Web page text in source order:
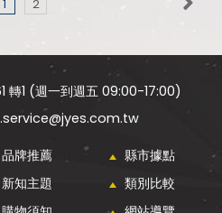
1 2
1 (週一到週五 09:00-17:00)
品牌推薦
縣市據點
新知主題
類別比較